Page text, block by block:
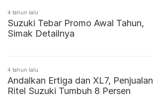
4 tahun lalu
Suzuki Tebar Promo Awal Tahun,
Simak Detailnya
4 tahun lalu
Andalkan Ertiga dan XL7, Penjualan
Ritel Suzuki Tumbuh 8 Persen